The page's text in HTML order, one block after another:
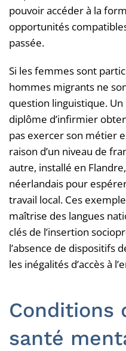
pouvoir accéder à la
opportunités
passée.
Si les femmes sont
hommes migrants ne
question linguistique.
diplôme d’infirmier
pas exercer son métier
raison d’un niveau de
autre, installé en
néerlandais pour
travail local. Ces
maîtrise des langues
clés de l’insertion
l’absence de dispositifs
les inégalités d’accès à
Conditions
santé